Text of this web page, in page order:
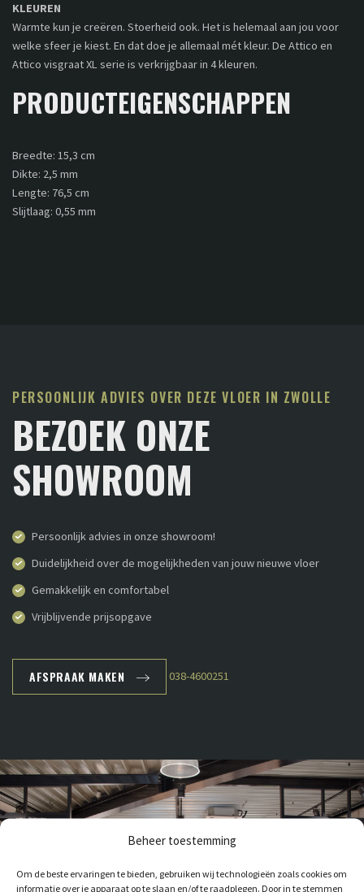
Beheer toestemming
Om de beste ervaringen te bieden, gebruiken wij technologieën zoals cookies om
informatie over je apparaat op te slaan en/of te raadplegen. Door in te stemmen
KLEUREN
Warmte kun je creëren. Stoerheid ook. Het is helemaal aan jou voor
welke sfeer je kiest. En dat doe je allemaal mét kleur. De Attico en
Attico visgraat XL serie is verkrijgbaar in 4 kleuren.
PRODUCTEIGENSCHAPPEN
Breedte: 15,3 cm
Dikte: 2,5 mm
Lengte: 76,5 cm
Slijtlaag: 0,55 mm
PERSOONLIJK ADVIES OVER DEZE VLOER IN ZWOLLE
BEZOEK ONZE
SHOWROOM
Persoonlijk advies in onze showroom!
Duidelijkheid over de mogelijkheden van jouw nieuwe vloer
Gemakkelijk en comfortabel
Vrijblijvende prijsopgave
AFSPRAAK MAKEN 038-4600251